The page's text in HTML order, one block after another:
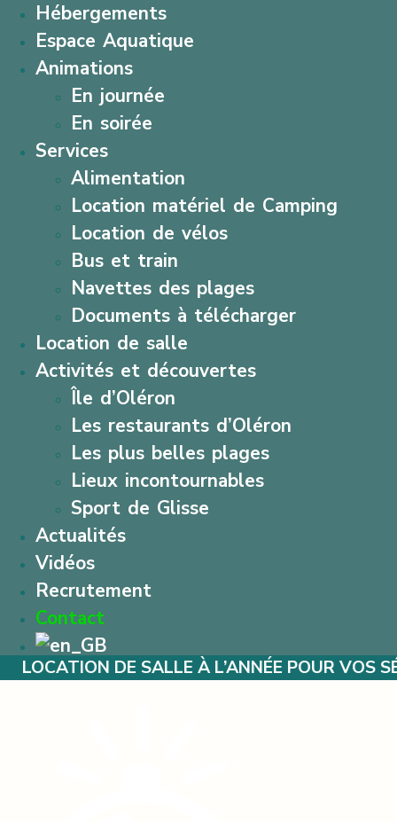
Hébergements
Espace Aquatique
Animations
En journée
En soirée
Services
Alimentation
Location matériel de Camping
Location de vélos
Bus et train
Navettes des plages
Documents à télécharger
Location de salle
Activités et découvertes
Île d’Oléron
Les restaurants d’Oléron
Les plus belles plages
Lieux incontournables
Sport de Glisse
Actualités
Vidéos
Recrutement
Contact
DE SALLE À L’ANNÉE POUR VOS